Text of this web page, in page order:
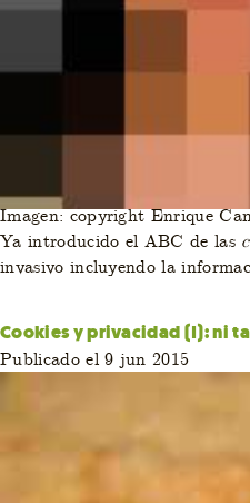
Imagen: copyright Enrique
Ya introducido el ABC de las
invasivo incluyendo la
Cookies y privacidad (I): ni
Publicado el 9 jun 2015